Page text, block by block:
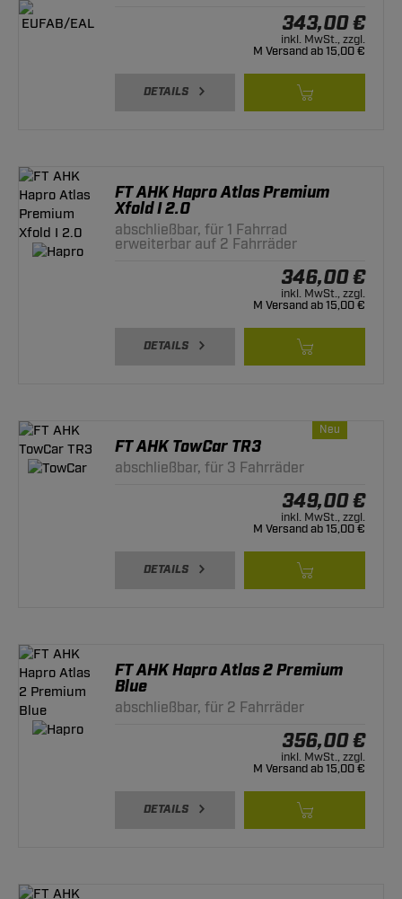
343,00 €
inkl. MwSt., zzgl.
M Versand ab 15,00 €
DETAILS
FT AHK Hapro Atlas Premium
Xfold I 2.0
abschließbar, für 1 Fahrrad
erweiterbar auf 2 Fahrräder
346,00 €
inkl. MwSt., zzgl.
M Versand ab 15,00 €
DETAILS
Neu
FT AHK TowCar TR3
abschließbar, für 3 Fahrräder
349,00 €
inkl. MwSt., zzgl.
M Versand ab 15,00 €
DETAILS
FT AHK Hapro Atlas 2 Premium
Blue
abschließbar, für 2 Fahrräder
356,00 €
inkl. MwSt., zzgl.
M Versand ab 15,00 €
DETAILS